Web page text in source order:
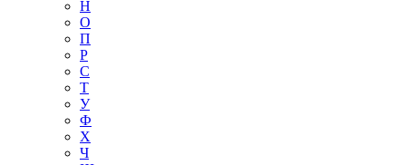
Н
О
П
Р
С
Т
У
Ф
Х
Ч